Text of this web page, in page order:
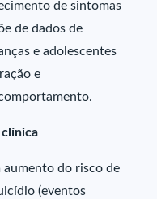
de sintomas
de dados de
e adolescentes
e
aumento do risco de
(eventos